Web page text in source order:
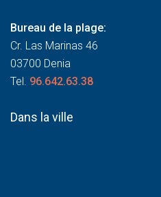
Bureau de la plage:
Cr. Las Marinas 46
03700 Denia
Tel. 96.642.63.38
Dans la ville